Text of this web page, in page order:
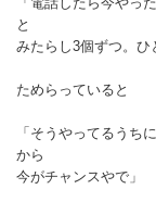
と
みたらし3個ずつ。ひ
ためらっていると
「そうやってるうち
から
今がチャンスやで」